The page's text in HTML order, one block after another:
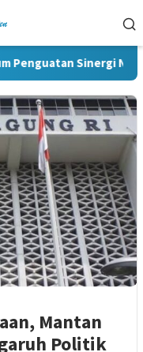
Sinergi
Mantan
Politik